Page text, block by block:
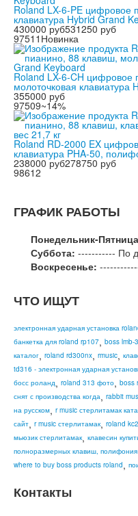
Roland LX-6-PE цифровое
клавиатура Hybrid Grand
430000 руб531250 руб
97511 Новинка
Roland LX-6-CH цифровое
молоточковая клавиатура
355000 руб
97509~14%
Roland RD-2000 EX
клавиатура PHA-50,
238000 руб278750 руб
98612
ГРАФИК РАБОТЫ
Понедельник-
Суббота: ----------- По
Воскресенье:
ЧТО ИЩУТ
электронная ударная установка
банкетка для roland rp107, boss lmb-
каталог, roland rd300nx, rmusic,
td316 - электронная ударная
босс роланд, roland 313 фото, boss
снят с производства когда, rabbit
на русском, r music стерлитамак
сайт, r music стерлитамак, roland
мьюзик стерлитамак, клавесин
полноразмерных клавиш,
where to buy boss products roland,
Контакты